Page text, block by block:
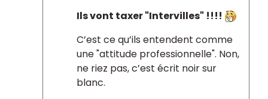
Ils vont taxer "Intervilles" !!!!
C’est ce qu’ils entendent comme
une "attitude professionnelle". Non,
ne riez pas, c’est écrit noir sur
blanc.